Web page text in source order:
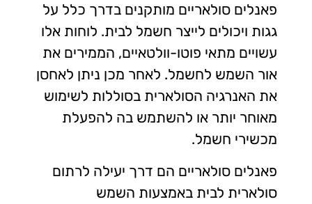
פאנלים סולאריים מותקנים בדרך כלל על
גגות ויכולים לייצר חשמל לבית. לוחות אלו
עשויים מתאי פוטו-וולטאיים, הממירים את
אור השמש לחשמל. לאחר מכן ניתן לאחסן
את האנרגיה הסולארית בסוללות לשימוש
מאוחר יותר או להשתמש בה להפעלת
מכשירי חשמל.
פאנלים סולאריים הם דרך יעילה לרתום
סולארית לבית באמצעות השמש